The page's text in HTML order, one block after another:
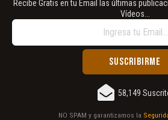
Recibe Gratis en tu Email las últimas
Vídeos...
58,149
NO SPAM y garantizamos la